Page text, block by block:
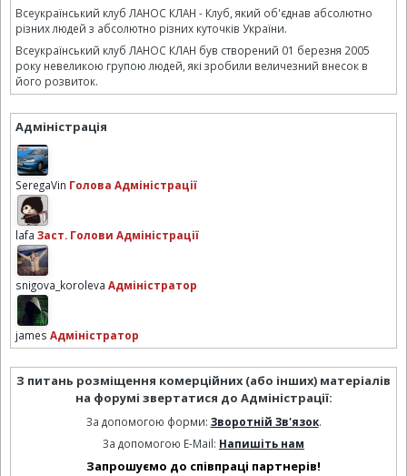
Всеукраїнський клуб ЛАНОС КЛАН - Клуб, який об'єднав абсолютно
різних людей з абсолютно різних куточків України.
Всеукраїнський клуб ЛАНОС КЛАН був створений 01 березня 2005
року невеликою групою людей, які зробили величезний внесок в
його розвиток.
Адміністрація
SeregaVin Голова Адміністрації
lafa Заст. Голови Адміністрації
snigova_koroleva Адміністратор
james Адміністратор
З питань розміщення комерційних (або інших) матеріалів
на форумі звертатися до Адміністрації:
За допомогою форми: Зворотній Зв'язок.
За допомогою E-Mail: Напишіть нам
Запрошуємо до співпраці партнерів!